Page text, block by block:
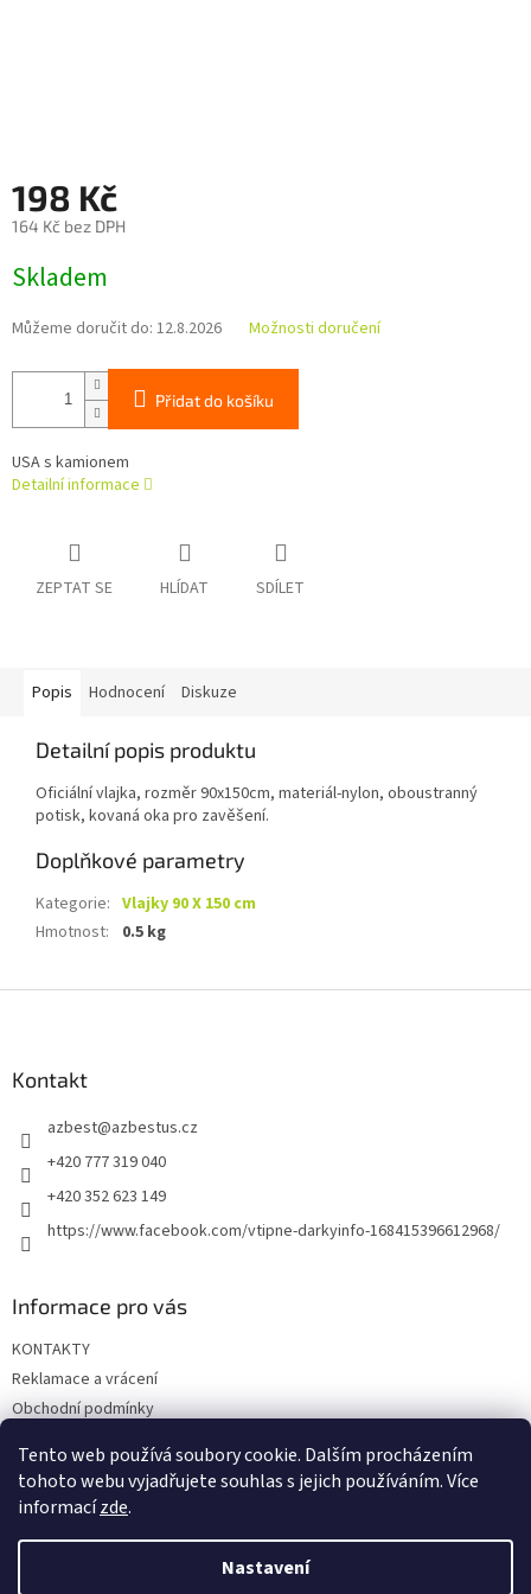
Tento web používá soubory cookie. Dalším procházením
tohoto webu vyjadřujete souhlas s jejich používáním. Více
informacízde.
Nastavení
198 Kč
164 Kč bez DPH
cena:
Skladem
Můžeme doručit do: 12.8.2026 Možnosti doručení
Přidat do košíku
USA s kamionem
Detailní informace
ZEPTAT SE HLÍDAT SDÍLET
Popis Hodnocení Diskuze
Detailní popis produktu
Oficiální vlajka, rozměr 90x150cm, materiál-nylon, oboustranný
potisk, kovaná oka pro zavěšení.
Doplňkové parametry
Kategorie: Vlajky 90 X 150 cm
Hmotnost: 0.5 kg
Kontakt
azbest@azbestus.cz
+420 777 319 040
+420 352 623 149
https://www.facebook.com/vtipne-darkyinfo-168415396612968/
Informace pro vás
KONTAKTY
Reklamace a vrácení
Obchodní podmínky
Doprava a platba
Vytvořil Shoptet